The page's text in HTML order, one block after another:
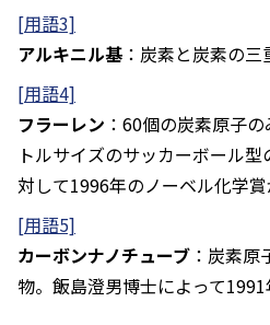
[用語3]
アルキニル基 ：炭素と炭素の三
[用語4]
フラーレン ：60個の炭素原子
トルサイズのサッカーボール
対して1996年のノーベル化学賞
[用語5]
カーボンナノチューブ ：炭素
物。飯島澄男博士によって1991